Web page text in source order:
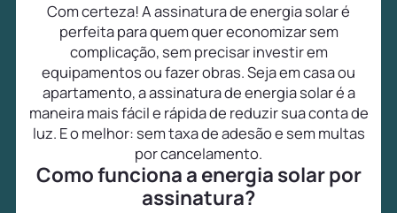
Com certeza! A assinatura de energia solar é
perfeita para quem quer economizar sem
complicação, sem precisar investir em
equipamentos ou fazer obras. Seja em casa ou
apartamento, a assinatura de energia solar é a
maneira mais fácil e rápida de reduzir sua conta de
luz. E o melhor: sem taxa de adesão e sem multas
por cancelamento.
Como funciona a energia solar por
assinatura?